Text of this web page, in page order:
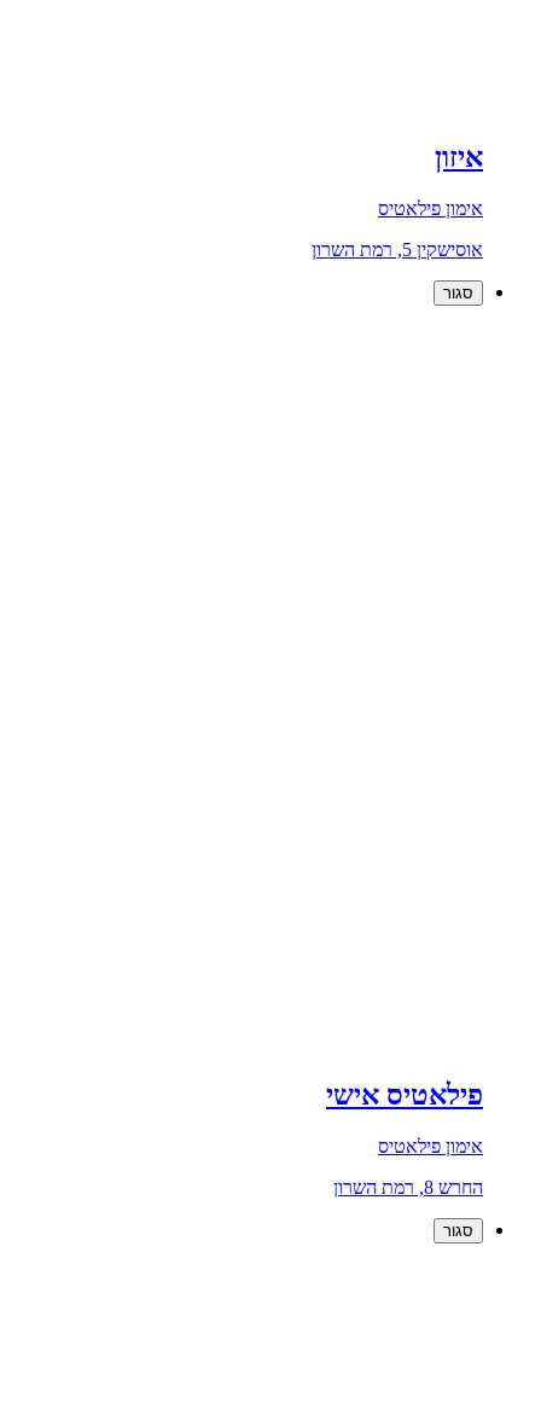
איזון
אימון פילאטיס
אוסישקין 5, רמת השרון
סגור
פילאטיס אישי
אימון פילאטיס
החרש 8, רמת השרון
סגור